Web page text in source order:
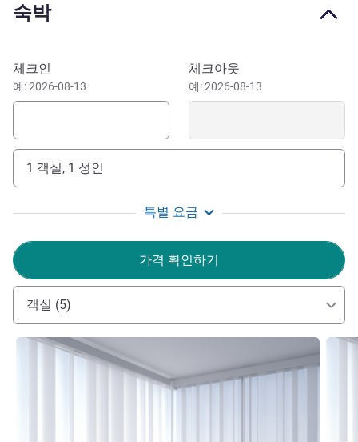
guests, and warmly welcome you and commit to making
숙박
이 호텔 예약하기
체크인
예: 2026-08-13
체크아웃
예: 2026-08-13
1 객실, 1 성인
특별 요금
가격 확인하기
객실 (5)
세부 정보 보기 세부